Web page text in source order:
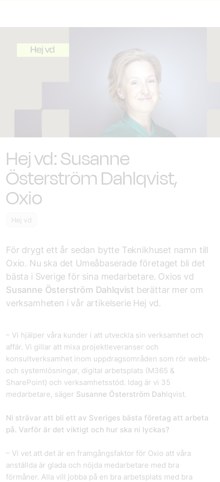
Hej vd: Susanne
Österström Dahlqvist,
Oxio
Hej vd
För drygt ett år sedan bytte Teknikhuset namn till
Oxio. Nu ska det Umeåbaserade företaget bli det
bästa i Sverige för sina medarbetare. Oxios vd
Susanne Österström Dahlqvist berättar mer om
verksamheten i vår artikelserie Hej vd.
– Vi hjälper våra kunder i att utveckla sin verksamhet och
affär. Vi gillar att mixa projektleveranser och
konsultverksamhet inom uppdragsområden som rör webb-
och systemlösningar, digital arbetsplats (M365 &
SharePoint) och verksamhetsstöd. Idag är vi 35
medarbetare, säger Susanne Österström Dahlqvist.
Ni strävar att bli ett av Sveriges bästa företag att arbeta
på. Varför är det viktigt och hur ska ni lyckas?
– Vi vet att det är en framgångsfaktor för Oxio att våra
anställda är glada och nöjda medarbetare med bra
förmåner. Alla vill jobba på en bra arbetsplats med bra